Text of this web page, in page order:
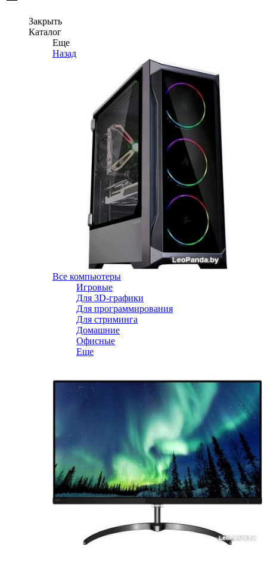
Закрыть
Каталог
Еще
Назад
Все компьютеры
Игровые
Для 3D-графики
Для программирования
Для стриминга
Домашние
Офисные
Еще